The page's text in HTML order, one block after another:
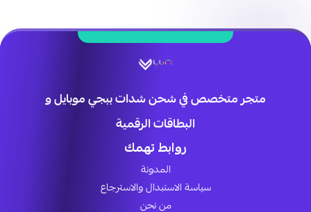
متجر متخصص في شحن شدات ببجي موبايل و
البطاقات الرقمية
روابط تهمك
المدونة
سياسة الاستبدال والاسترجاع
من نحن